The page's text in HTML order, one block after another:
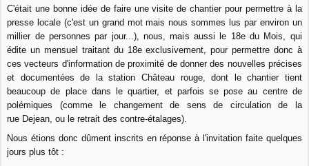
C'était une bonne idée de faire une visite de chantier pour permettre à la
presse locale (c'est un grand mot mais nous sommes lus par environ un
millier de personnes par jour...), nous, mais aussi le 18e du Mois, qui
édite un mensuel traitant du 18e exclusivement, pour permettre donc à
ces vecteurs d'information de proximité de donner des nouvelles précises
et documentées de la station Château rouge, dont le chantier tient
beaucoup de place dans le quartier, et parfois se pose au centre de
polémiques (comme le changement de sens de circulation de la
rue Dejean, ou le retrait des contre-étalages).
Nous étions donc dûment inscrits en réponse à l'invitation faite quelques
jours plus tôt :